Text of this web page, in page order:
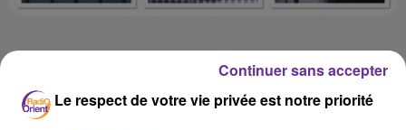
Gaza Tunisie
Le respect de votre vie privée est notre priorité
Continuer sans accepter